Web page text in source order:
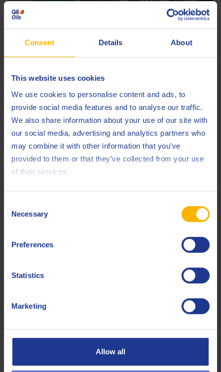
Consent Details About
This website uses cookies
We use cookies to personalise content and ads, to
provide social media features and to analyse our traffic.
We also share information about your use of our site with
our social media, advertising and analytics partners who
may combine it with other information that you’ve
provided to them or that they’ve collected from your use
of their services.
Selection
Necessary
Preferences
Statistics
Marketing
Allow all
L'importanza del controllo delle
caratteristiche per gli oli da laminazione a
freddo
26 GIUGNO 2025
In corsa insieme: una serata all'ippodromo
25 GIUGNO 2025